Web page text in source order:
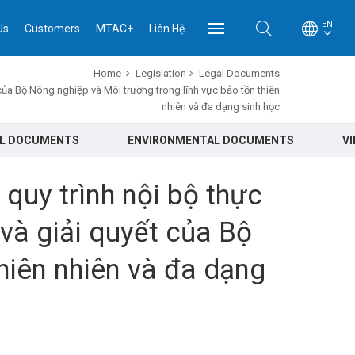
Customers MTAC+ Liên Hệ EN
Home Legislation
Legal Documents
Bộ Nông nghiệp và Môi trường trong lĩnh vực bảo tồn thiên
nhiên và đa dạng sinh học
DOCUMENTS ENVIRONMENTAL DOCUMENTS
trình nội bộ thực
giải quyết của Bộ
nhiên và đa dạng